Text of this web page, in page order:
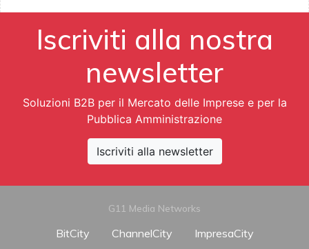
Iscriviti alla nostra
newsletter
Soluzioni B2B per il Mercato delle Imprese e per la
Pubblica Amministrazione
Iscriviti alla newsletter
G11 Media Networks
BitCity ChannelCity
ImpresaCity